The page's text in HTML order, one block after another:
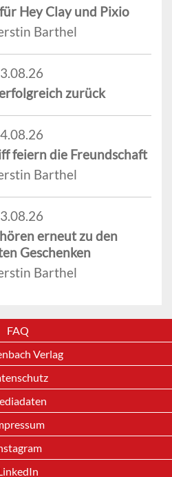
Hey Clay und Pixio
Barthel
zurück
feiern die Freundschaft
Barthel
erneut zu den
Geschenken
Barthel
FAQ
Verlag